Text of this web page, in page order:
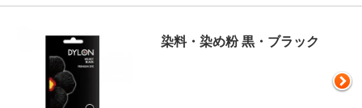
染料・染め粉 黒・ブラック